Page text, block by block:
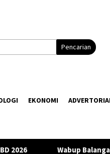
Pencarian
EKONOMI
Balangan Apresiasi DPRD